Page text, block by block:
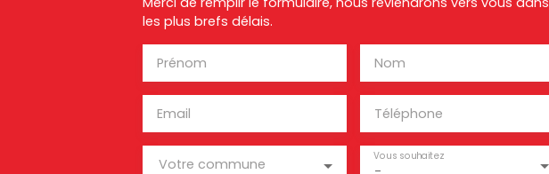
les plus brefs délais.
Prénom Nom
Email Téléphone
Votre commune Vous souhaitez